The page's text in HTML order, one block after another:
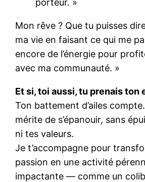
porteur. »
Mon rêve ? Que tu puisses
ma vie en faisant ce qui me
encore de l’énergie pour
avec ma communauté. »
Et si, toi aussi, tu prenais ton
Ton battement d’ailes
mérite de s’épanouir, sans
ni tes valeurs.
Je t’accompagne pour
passion en une activité
impactante — comme un